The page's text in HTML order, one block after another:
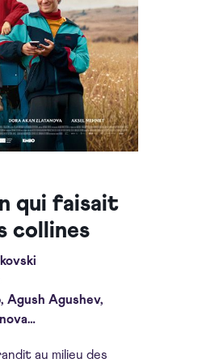
qui faisait
collines
Agush Agushev,
au milieu des